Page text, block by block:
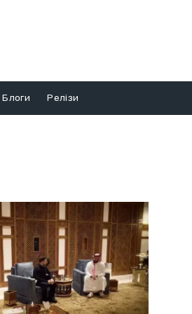
Блоги Релізи